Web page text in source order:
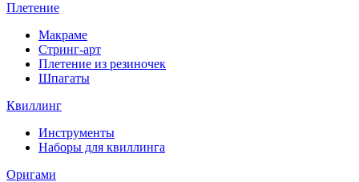
Плетение
Макраме
Стринг-арт
Плетение из резиночек
Шпагаты
Квиллинг
Инструменты
Наборы для квиллинга
Оригами